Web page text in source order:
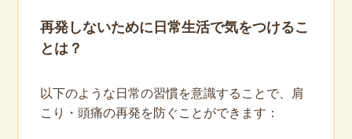
再発しないために日常生活で気をつけるこ
とは？
以下のような日常の習慣を意識することで、肩
こり・頭痛の再発を防ぐことができます：